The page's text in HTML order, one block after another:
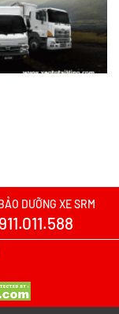
T30 hay Tera 100?
TQ Wuling N300P:
xe nào?
DƯỠNG XE SRM